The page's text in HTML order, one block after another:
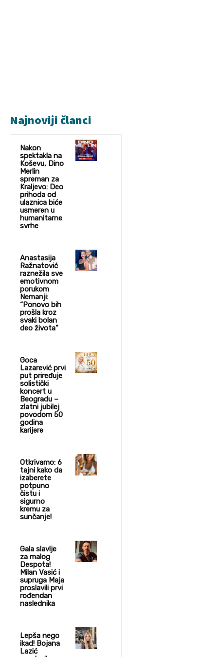
Najnoviji članci
Nakon
spektakla na
Koševu, Dino
Merlin
spreman za
Kraljevo: Deo
prihoda od
ulaznica biće
usmeren u
humanitarne
svrhe
Anastasija
Ražnatović
raznežila sve
emotivnom
porukom
Nemanji:
“Ponovo bih
prošla kroz
svaki bolan
deo života”
Goca
Lazarević prvi
put priređuje
solistički
koncert u
Beogradu –
zlatni jubilej
povodom 50
godina
karijere
Otkrivamo: 6
tajni kako da
izaberete
potpuno
čistu i
sigurno
kremu za
sunčanje!
Gala slavlje
za malog
Despota!
Milan Vasić i
supruga Maja
proslavili prvi
rođendan
naslednika
Lepša nego
ikad! Bojana
Lazić